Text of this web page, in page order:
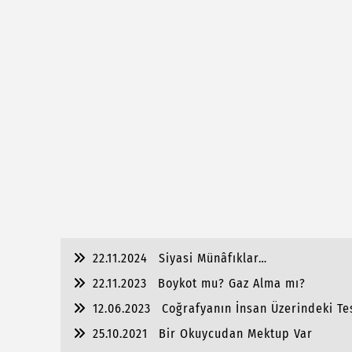
22.11.2024
Siyasi Münâfıklar…
22.11.2023
Boykot mu? Gaz Alma mı?
12.06.2023
Coğrafyanın İnsan Üzerindeki
25.10.2021
Bir Okuycudan Mektup Var